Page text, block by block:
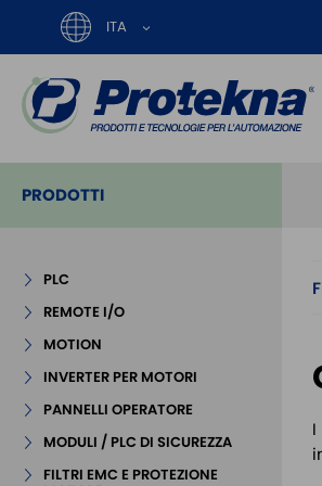
ITA
PRODOTTI
PLC
REMOTE I/O
MOTION
INVERTER PER MOTORI
PANNELLI OPERATORE
MODULI / PLC DI SICUREZZA
FILTRI EMC E PROTEZIONE